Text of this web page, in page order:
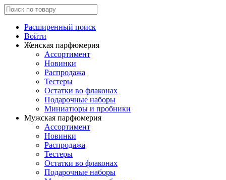
Расширенный поиск
Войти
Женская парфюмерия
Ассортимент
Новинки
Распродажа
Тестеры
Остатки во флаконах
Подарочные наборы
Миниатюры и пробники
Мужская парфюмерия
Ассортимент
Новинки
Распродажа
Тестеры
Остатки во флаконах
Подарочные наборы